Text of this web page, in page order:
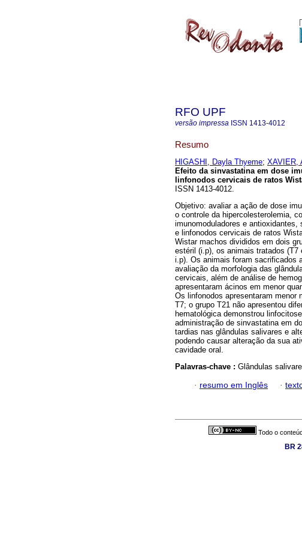
RFO UPF
versão impressa ISSN 1413-4012
Resumo
HIGASHI, Dayla Thyeme; XAVIER,
Efeito da sinvastatina em dose
linfonodos cervicais de ratos
ISSN 1413-4012.
Objetivo: avaliar a ação de dose
o controle da hipercolesterolemia,
imunomoduladores e
e linfonodos cervicais de ratos
Wistar machos divididos em dois
estéril (i.p), os animais tratados (T7
i.p). Os animais foram sacrificados
avaliação da morfologia das
cervicais, além de análise de
apresentaram ácinos em menor
Os linfonodos apresentaram menor
T7; o grupo T21 não apresentou
hematológica demonstrou
administração de sinvastatina em
tardias nas glândulas salivares e
podendo causar alteração da sua
cavidade oral.
Palavras-chave : Glândulas
· resumo em Inglês ·
Todo o
BR